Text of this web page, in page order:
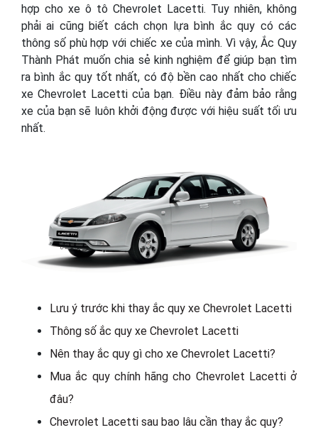
hợp cho xe ô tô Chevrolet Lacetti. Tuy nhiên, không
phải ai cũng biết cách chọn lựa bình ắc quy có các
thông số phù hợp với chiếc xe của mình. Vì vậy, Ắc Quy
Thành Phát muốn chia sẻ kinh nghiệm để giúp bạn tìm
ra bình ắc quy tốt nhất, có độ bền cao nhất cho chiếc
xe Chevrolet Lacetti của bạn. Điều này đảm bảo rằng
xe của bạn sẽ luôn khởi động được với hiệu suất tối ưu
nhất.
Lưu ý trước khi thay ắc quy xe Chevrolet Lacetti
Thông số ắc quy xe Chevrolet Lacetti
Nên thay ắc quy gì cho xe Chevrolet Lacetti?
Mua ắc quy chính hãng cho Chevrolet Lacetti ở
đâu?
Chevrolet Lacetti sau bao lâu cần thay ắc quy?